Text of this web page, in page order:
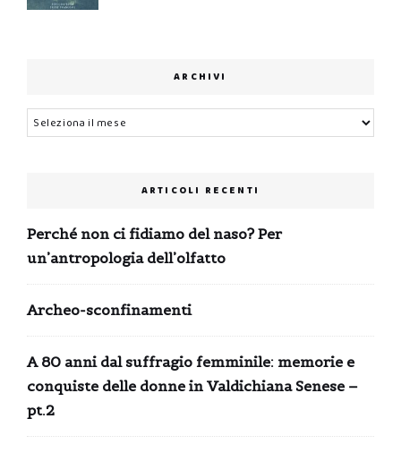
ARCHIVI
Archivi
ARTICOLI RECENTI
Perché non ci fidiamo del naso? Per
un’antropologia dell’olfatto
Archeo-sconfinamenti
A 80 anni dal suffragio femminile: memorie e
conquiste delle donne in Valdichiana Senese –
pt.2